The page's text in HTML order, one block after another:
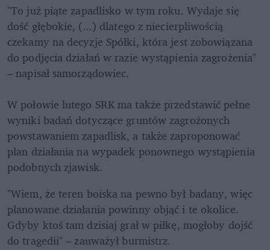
"To już piąte zapadlisko w tym roku. Wydaje się
dość głębokie, (...) dlatego z niecierpliwością
czekamy na decyzje Spółki, która jest zobowiązana
do podjęcia działań w razie wystąpienia zagrożenia"
– napisał samorządowiec.
W połowie lutego SRK ma także przedstawić pełne
wyniki badań dotyczące gruntów zagrożonych
powstawaniem zapadlisk, a także zaproponować
plan działania na wypadek ponownego wystąpienia
podobnych zjawisk.
"Wiem, że teren boiska na pewno był badany, więc
planowane działania powinny objąć i te okolice.
Gdyby ktoś tam dzisiaj grał w piłkę, mogłoby dojść
do tragedii" – zauważył burmistrz.